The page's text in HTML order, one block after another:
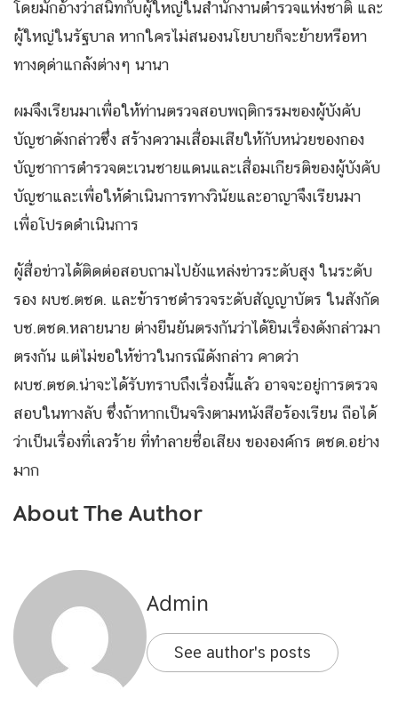
โดยมักอ้างว่าสนิทกับผู้ใหญ่ในสำนักงานตำรวจแห่งชาติ และ
ผู้ใหญ่ในรัฐบาล หากใครไม่สนองนโยบายก็จะย้ายหรือหา
ทางดุด่าแกล้งต่างๆ นานา
ผมจึงเรียนมาเพื่อให้ท่านตรวจสอบพฤติกรรมของผู้บังคับ
บัญชาดังกล่าวซึ่ง สร้างความเสื่อมเสียให้กับหน่วยของกอง
บัญชาการตำรวจตะเวนชายแดนและเสื่อมเกียรติของผู้บังคับ
บัญชาและเพื่อให้ดำเนินการทางวินัยและอาญาจึงเรียนมา
เพื่อโปรดดำเนินการ
ผู้สื่อข่าวได้ติดต่อสอบถามไปยังแหล่งข่าวระดับสูง ในระดับ
รอง ผบช.ตชด. และข้าราชตำรวจระดับสัญญาบัตร ในสังกัด
บช.ตชด.หลายนาย ต่างยืนยันตรงกันว่าได้ยินเรื่องดังกล่าวมา
ตรงกัน แต่ไม่ขอให้ข่าวในกรณีดังกล่าว คาดว่า
ผบช.ตชด.น่าจะได้รับทราบถึงเรื่องนี้แล้ว อาจจะอยู่การตรวจ
สอบในทางลับ ซึ่งถ้าหากเป็นจริงตามหนังสือร้องเรียน ถือได้
ว่าเป็นเรื่องที่เลวร้าย ที่ทำลายชื่อเสียง ขององค์กร ตชด.อย่าง
มาก
About The Author
Admin
See author's posts